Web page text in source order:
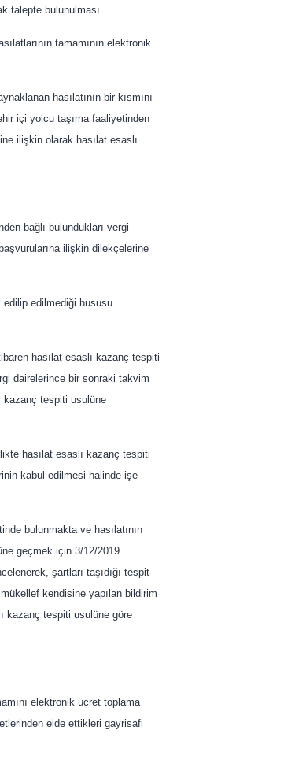
talepte bulunulması
tamamının elektronik
hasılatının bir kısmını
içi yolcu taşıma faaliyetinden
ilişkin olarak hasılat esaslı
bağlı bulundukları vergi
ilişkin dilekçelerine
edilip edilmediği hususu
hasılat esaslı kazanç tespiti
dairelerince bir sonraki takvim
kazanç tespiti usulüne
hasılat esaslı kazanç tespiti
kabul edilmesi halinde işe
bulunmakta ve hasılatının
geçmek için 3/12/2019
şartları taşıdığı tespit
kendisine yapılan bildirim
kazanç tespiti usulüne göre
elektronik ücret toplama
elde ettikleri gayrisafi